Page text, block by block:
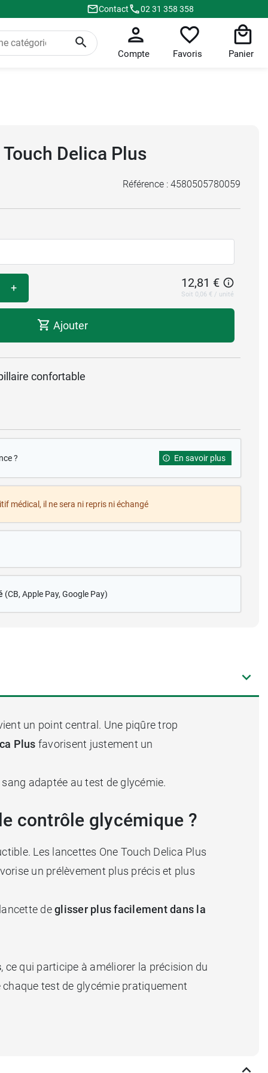
Contact 02 31 358 358
Compte Favoris Panier
Delica Plus
Référence : 4580505780059
+ 12,81 €
Soit 0,06 € / unité
Ajouter
confortable
? En savoir plus
médical, il ne sera ni repris ni échangé
(CB, Apple Pay, Google Pay)
un point central. Une piqûre trop
Plus favorisent justement un
adaptée au test de glycémie.
contrôle glycémique ?
Les lancettes One Touch Delica Plus
un prélèvement plus précis et plus
deglisser plus facilement dans la
, ce qui participe à améliorer la précision du
test de glycémie pratiquement